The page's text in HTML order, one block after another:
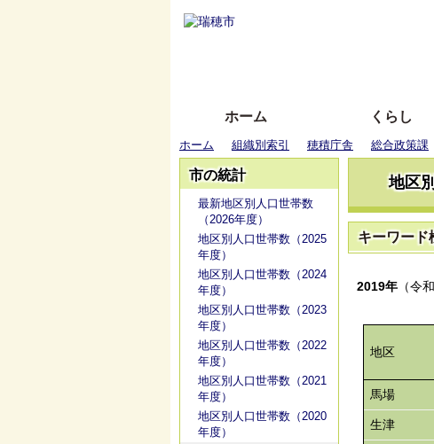
ホーム くらし
ホーム 組織別索引 穂積庁舎 総合政策課
市の統計
最新地区別人口世帯数
（2026年度）
地区別人口世帯数（2025
年度）
地区別人口世帯数（2024
年度）
地区別人口世帯数（2023
年度）
地区別人口世帯数（2022
年度）
地区別人口世帯数（2021
年度）
地区別人口世帯数（2020
年度）
地区
キーワード
2019年 （令
地区
馬場
生津